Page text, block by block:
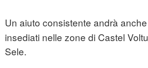
Un aiuto consistente andrà
insediati nelle zone di Castel
Sele.